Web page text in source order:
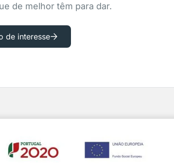
de melhor têm para dar.
de interesse